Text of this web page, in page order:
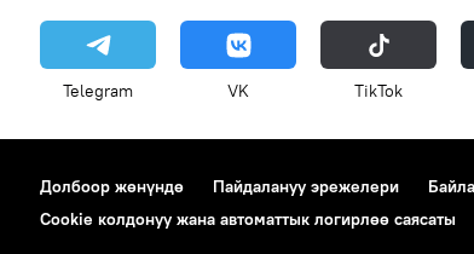
Telegram VK ТikТоk
Долбоор жөнүндө Пайдалануу эрежелери
Cookie колдонуу жана автоматтык логирлөө саясаты